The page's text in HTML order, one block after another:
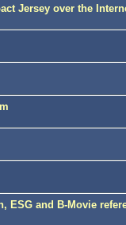
Jersey over the
ESG and B-Movie